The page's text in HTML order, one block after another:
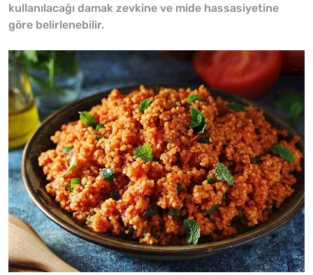
kullanılacağı damak zevkine ve mide hassasiyetine
göre belirlenebilir.